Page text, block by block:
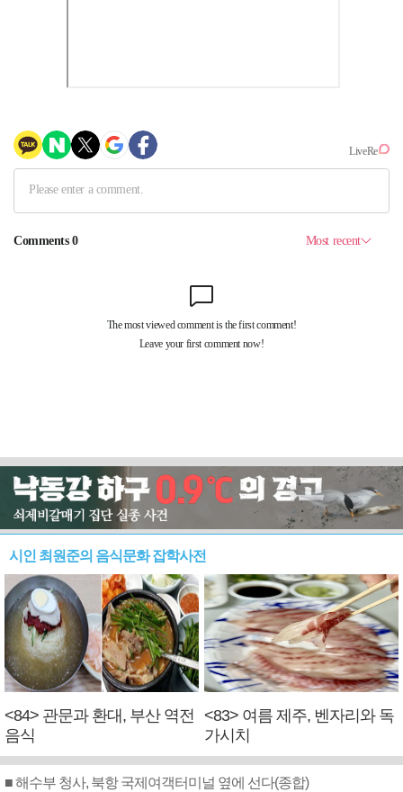
시인 최원준의 음식문화 잡학사전
<84> 관문과 환대, 부산 역전
음식
<83> 여름 제주, 벤자리와 독
가시치
■ 해수부 청사, 북항 국제여객터미널 옆에 선다(종합)